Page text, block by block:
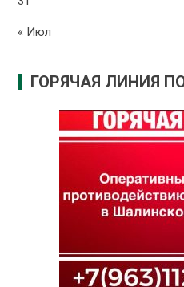
« Июл
ГОРЯЧАЯ ЛИНИЯ